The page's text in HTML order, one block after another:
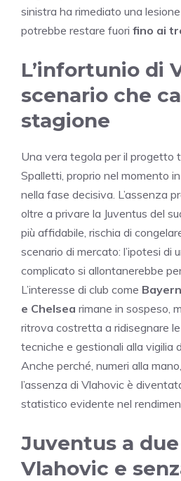
sinistra ha rimediato una
potrebbe restare fuori fino ai
L’infortunio di
scenario che
stagione
Una vera tegola per il progetto
Spalletti, proprio nel momento
nella fase decisiva. L’assenza
oltre a privare la Juventus del
più affidabile, rischia di
scenario di mercato: l’ipotesi di
complicato si allontanerebbe
L’interesse di club come
e Chelsea rimane in sospeso,
ritrova costretta a ridisegnare
tecniche e gestionali alla vigilia
Anche perché, numeri alla
l’assenza di Vlahovic è
statistico evidente nel
Juventus a
Vlahovic e